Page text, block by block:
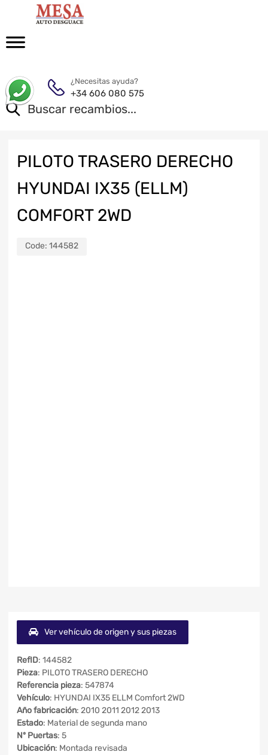
¿Necesitas ayuda?
+34 606 080 575
PILOTO TRASERO DERECHO
HYUNDAI IX35 (ELLM)
COMFORT 2WD
Code: 144582
Ver vehículo de origen y sus piezas
RefID: 144582
Pieza: PILOTO TRASERO DERECHO
Referencia pieza: 547874
Vehículo: HYUNDAI IX35 ELLM Comfort 2WD
Año fabricación: 2010 2011 2012 2013
Estado: Material de segunda mano
Nº Puertas: 5
Ubicación: Montada revisada